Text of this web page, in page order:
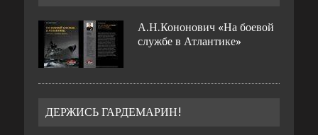
А.Н.Кононович «На боевой
службе в Атлантике»
ДЕРЖИСЬ ГАРДЕМАРИН!